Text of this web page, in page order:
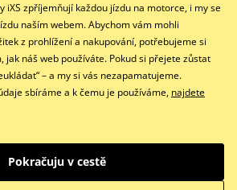
polyuretan
Kontaktujte nás
+420 491 007 007
info@ixs-motopoint.cz
Po - Pá (8:00 - 16:30)
© 2026 www.ixs-motopoint.cz
iXS zpříjemňují každou jízdu na motorce, i my se
naším webem. Abychom vám mohli
z prohlížení a nakupování, potřebujeme si
jak náš web používáte. Pokud si přejete zůstat
– a my si vás nezapamatujeme.
sbíráme a k čemu je používáme, najdete
Pokračuju v cestě